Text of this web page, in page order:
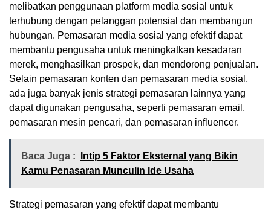
melibatkan penggunaan platform media sosial untuk
terhubung dengan pelanggan potensial dan membangun
hubungan. Pemasaran media sosial yang efektif dapat
membantu pengusaha untuk meningkatkan kesadaran
merek, menghasilkan prospek, dan mendorong penjualan.
Selain pemasaran konten dan pemasaran media sosial,
ada juga banyak jenis strategi pemasaran lainnya yang
dapat digunakan pengusaha, seperti pemasaran email,
pemasaran mesin pencari, dan pemasaran influencer.
Baca Juga :
Intip 5 Faktor Eksternal yang Bikin
Kamu Penasaran Munculin Ide Usaha
Strategi pemasaran yang efektif dapat membantu